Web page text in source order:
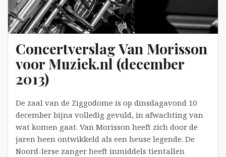
Concertverslag Van Morisson
voor Muziek.nl (december
2013)
De zaal van de Ziggodome is op dinsdagavond 10
december bijna volledig gevuld, in afwachting van
wat komen gaat. Van Morisson heeft zich door de
jaren heen ontwikkeld als een heuse legende. De
Noord-Ierse zanger heeft inmiddels tientallen